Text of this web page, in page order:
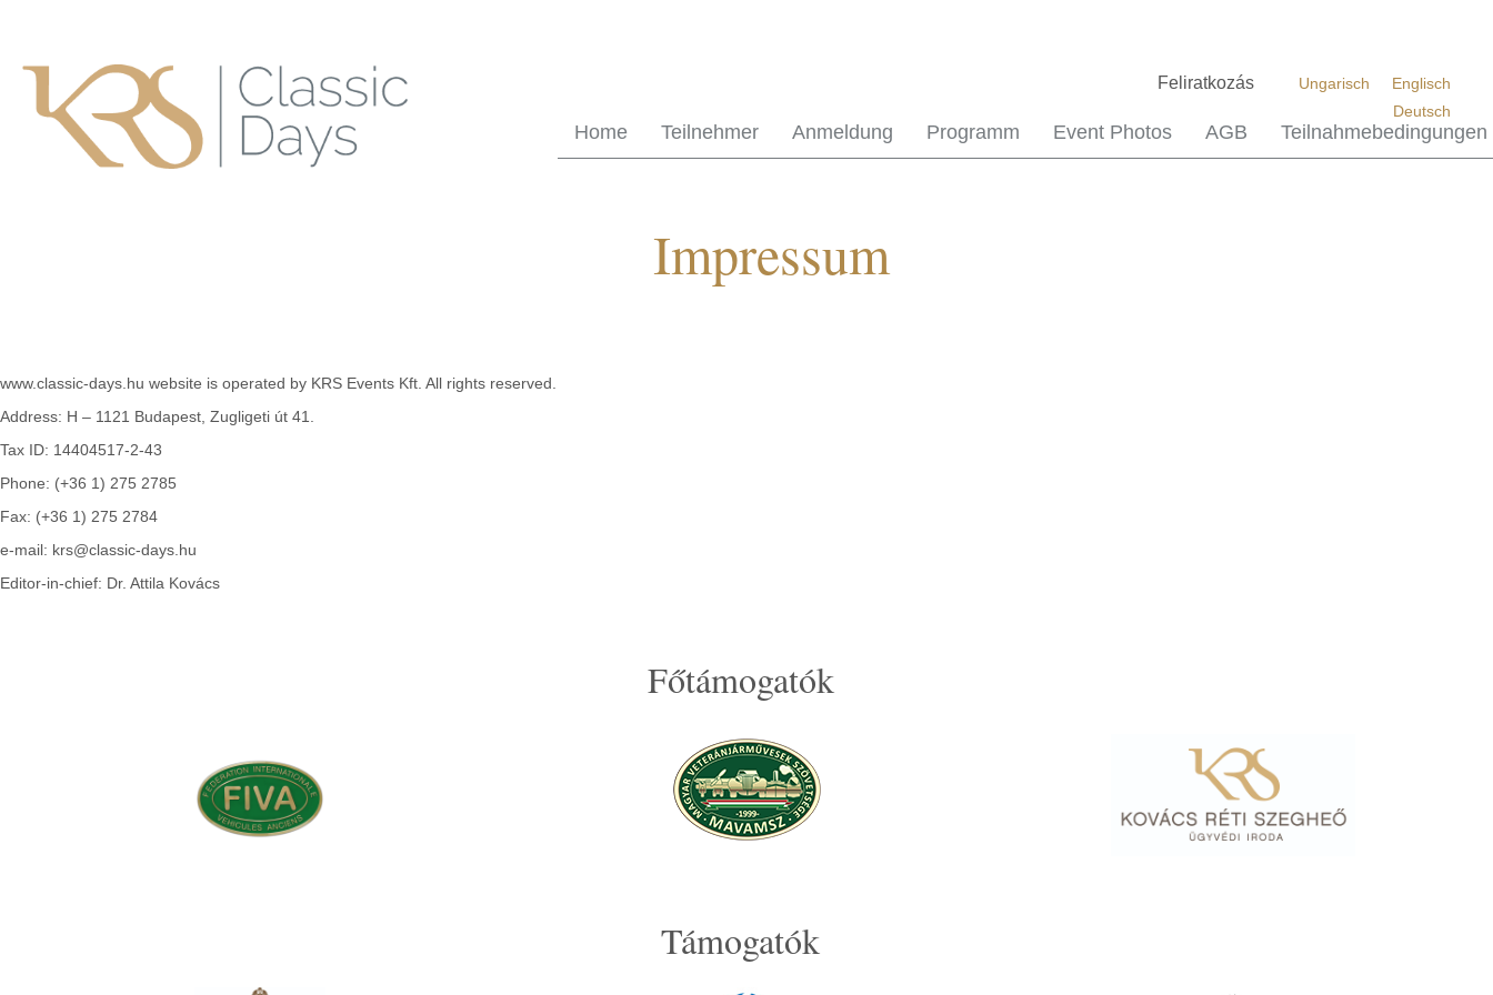
Feliratkozás Ungarisch
Englisch
Deutsch
Home Teilnehmer Anmeldung Programm Event Photos AGB Teilnahmebedingungen
Impressum
www.classic-days.hu website is operated by KRS Events Kft. All rights reserved.
Address: H – 1121 Budapest, Zugligeti út 41.
Tax ID: 14404517-2-43
Phone: (+36 1) 275 2785
Fax: (+36 1) 275 2784
e-mail: krs@classic-days.hu
Editor-in-chief: Dr. Attila Kovács
Főtámogatók
Támogatók